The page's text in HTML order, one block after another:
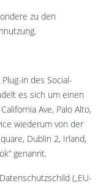
zu den
in des Social-
es sich um einen
Ave, Palo Alto,
wiederum von der
Dublin 2, Irland,
genannt.
(„EU-